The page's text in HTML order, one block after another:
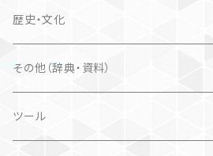
歴史・文化
その他（辞典・資料）
ツール